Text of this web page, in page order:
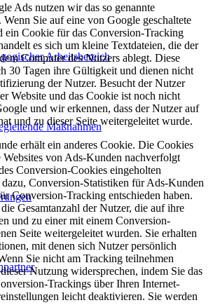
Arbeitsbereich
Maßnahmen
Ads nutzen wir das so genannte
Sie auf eine von Google geschaltete
Cookie für das Conversion-Tracking
es sich um kleine Textdateien, die der
Computer des Nutzers ablegt. Diese
30 Tagen ihre Gültigkeit und dienen nicht
der Nutzer. Besucht der Nutzer
Website und das Cookie ist noch nicht
und wir erkennen, dass der Nutzer auf
und zu dieser Seite weitergeleitet wurde.
erhält ein anderes Cookie. Die Cookies
von Ads-Kunden nachverfolgt
Conversion-Cookies eingeholten
Conversion-Statistiken für Ads-Kunden
Conversion-Tracking entschieden haben.
Gesamtanzahl der Nutzer, die auf ihre
und zu einer mit einem Conversion-
Seite weitergeleitet wurden. Sie erhalten
mit denen sich Nutzer persönlich
Sie nicht am Tracking teilnehmen
Nutzung widersprechen, indem Sie das
Trackings über Ihren Internet-
leicht deaktivieren. Sie werden